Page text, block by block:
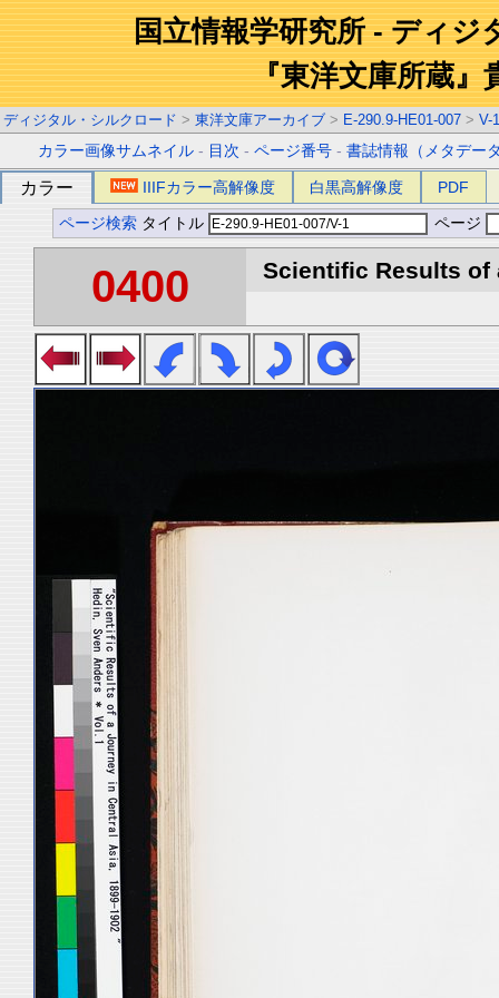
国立情報学研究所 - ディジ
『東洋文庫所蔵』
ディジタル・シルクロード > 東洋文庫アーカイブ > E-290.9-HE01-007 > V-1
カラー画像サムネイル - 目次 -ページ番号 -書誌情報（メタデー
カラー IIIFカラー高解像度 白黒高解像度 PDF
ページ検索 タイトル ページ
0400 Scientific Results of